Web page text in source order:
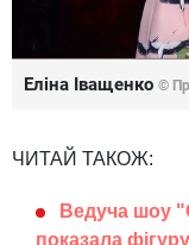
Еліна Іващенко ©
ЧИТАЙ ТАКОЖ:
Ведуча шоу
показала